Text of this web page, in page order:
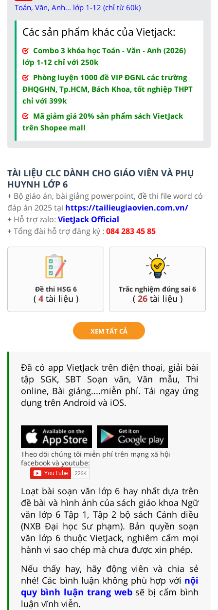
Toán, Văn, Anh... lớp 1-12 (chỉ từ 60k)
Các sản phẩm khác của Vietjack:
Combo 3 khóa học Toán - Văn - Anh (2026)
lớp 1-12 chỉ với 250k
Phòng luyện 1000 đề VIP ĐGNL các trường
ĐHQGHN, Tp.HCM, Bách Khoa, tốt nghiệp THPT
chỉ với 399k
Mã giảm giá 20% sản phẩm sách VietJack
trên Shopee mall
TÀI LIỆU CLC DÀNH CHO GIÁO VIÊN VÀ PHỤ
HUYNH LỚP 6
+ Bộ giáo án, bài giảng powerpoint, đề thi file word có
đáp án 2025 tại https://tailieugiaovien.com.vn/
+ Hỗ trợ zalo: VietJack Official
+ Tổng đài hỗ trợ đăng ký : 084 283 45 85
Đề thi HSG 6
( 4tài liệu )
Trắc nghiệm đúng sai 6
( 26tài liệu )
XEM TẤT CẢ
Đã có app VietJack trên điện thoại, giải bài
tập SGK, SBT Soạn văn, Văn mẫu, Thi
online, Bài giảng....miễn phí. Tải ngay ứng
dụng trên Android và iOS.
Theo dõi chúng tôi miễn phí trên mạng xã hội
facebook và youtube:
Loạt bài soạn văn lớp 6 hay nhất dựa trên
đề bài và hình ảnh của sách giáo khoa Ngữ
văn lớp 6 Tập 1, Tập 2 bộ sách Cánh diều
(NXB Đại học Sư phạm). Bản quyền soạn
văn lớp 6 thuộc VietJack, nghiêm cấm mọi
hành vi sao chép mà chưa được xin phép.
Nếu thấy hay, hãy động viên và chia sẻ
nhé! Các bình luận không phù hợp với nội
quy bình luận trang websẽ bị cấm bình
luận vĩnh viễn.